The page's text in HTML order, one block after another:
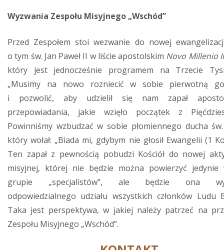
Wyzwania Zespołu Misyjnego „Wschód”
Przed Zespołem stoi wezwanie do nowej
o tym św. Jan Paweł II w liście apostolskim Novo Millenio
który jest jednocześnie programem na Trzecie
„Musimy na nowo rozniecić w sobie pierwotną
i pozwolić, aby udzielił się nam zapał
przepowiadania, jakie wzięło początek z
Powinniśmy wzbudzać w sobie płomiennego ducha św.
który wołał: „Biada mi, gdybym nie głosił Ewangelii (1
Ten zapał z pewnością pobudzi Kościół do nowej
misyjnej, której nie będzie można powierzyć jedynie
grupie „specjalistów”, ale będzie ona
odpowiedzialnego udziału wszystkich członków Ludu
Taka jest perspektywa, w jakiej należy patrzeć na
Zespołu Misyjnego „Wschód”.